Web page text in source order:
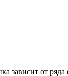
зависит от